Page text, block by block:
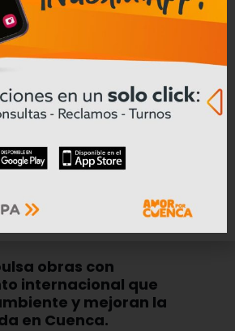
obras con
internacional que
y mejoran la
en Cuenca.